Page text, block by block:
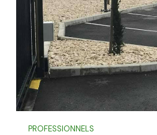
PROFESSIONNELS